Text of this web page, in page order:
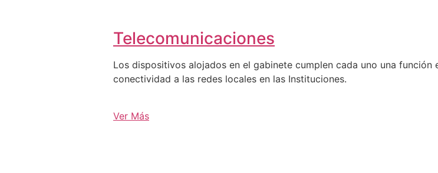
Telecomunicaciones
Los dispositivos alojados en el gabinete cumplen cada uno una
conectividad a las redes locales en las Instituciones.
Ver Más